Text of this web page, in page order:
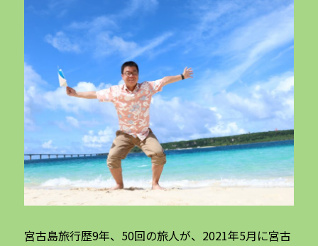
宮古島旅行歴9年、50回の旅人が、2021年5月に宮古